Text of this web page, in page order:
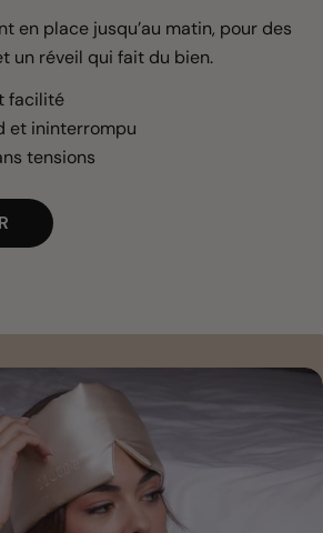
en place jusqu’au matin, pour des
un réveil qui fait du bien.
facilité
et ininterrompu
tensions